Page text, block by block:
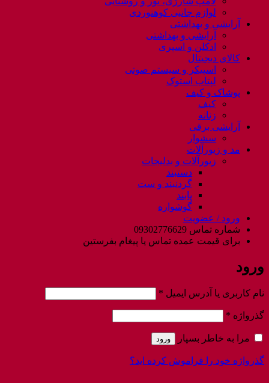
لوازم جانبی کوهنوردی
آرایشی و بهداشتی
آرایشی و بهداشتی
ادکلن و اسپری
کالای دیجیتال
اسپیکر و سیستم صوتی
لپتاب استوک
پوشاک و کیف
کیف
زنانه
آرایشی برقی
سشوار
مد و زیورآلات
زیورآلات و بدلیجات
دستبند
گردنبند و ست
پابند
گوشواره
ورود / عضویت
شماره تماس 09302776629
برای قیمت عمده تماس یا پیغام بفرستین
ورود
نام کاربری یا آدرس ایمیل *
گذرواژه *
مرا به خاطر بسپار ورود
گذرواژه خود را فراموش کرده اید؟